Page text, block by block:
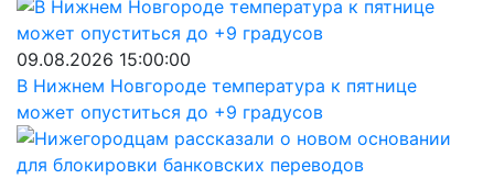
09.08.2026 15:00:00
В Нижнем Новгороде температура к пятнице
может опуститься до +9 градусов